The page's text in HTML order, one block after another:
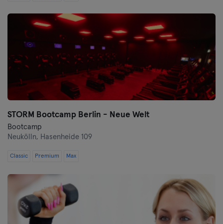
STORM Bootcamp Berlin - Neue Welt
Bootcamp
Neukölln, Hasenheide 109
Classic Premium Max